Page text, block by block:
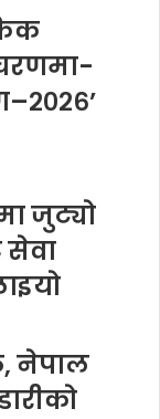
जुट्यो
सेवा
नेपाल